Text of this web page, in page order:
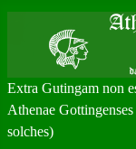
Extra Gutingam non
Athenae
solches)